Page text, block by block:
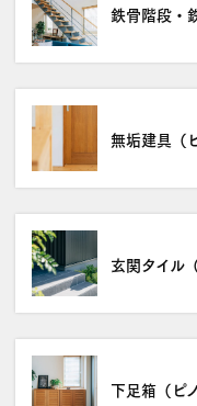
鉄骨階段・
無垢建具（
玄関タイル
下足箱（ピ